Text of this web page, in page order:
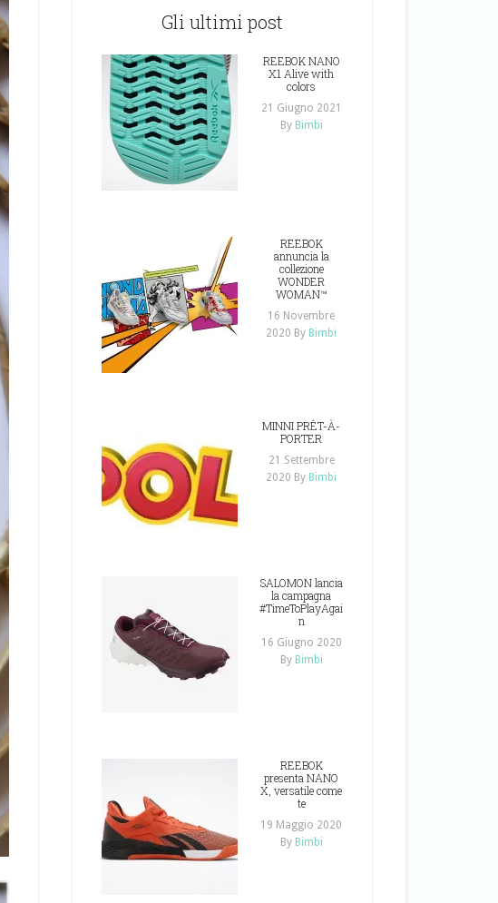
Gli ultimi post
REEBOK NANO
X1 Alive with
colors
21 Giugno 2021
By Bimbi
REEBOK
annuncia la
collezione
WONDER
WOMAN™
16 Novembre
2020 By Bimbi
MINNI PRÊT-À-
PORTER
21 Settembre
2020 By Bimbi
SALOMON lancia
la campagna
#TimeToPlayAgai
n
16 Giugno 2020
By Bimbi
REEBOK
presenta NANO
X, versatile come
te
19 Maggio 2020
By Bimbi